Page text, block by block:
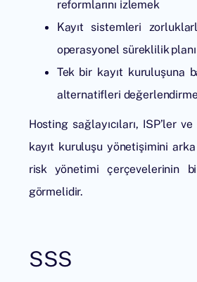
reformlarını izlemek
Kayıt sistemleri
operasyonel süreklilik
Tek bir kayıt kuruluşuna
alternatifleri
Hosting sağlayıcıları, ISP’ler
kayıt kuruluşu yönetişimini
risk yönetimi çerçevelerinin
görmelidir.
SSS